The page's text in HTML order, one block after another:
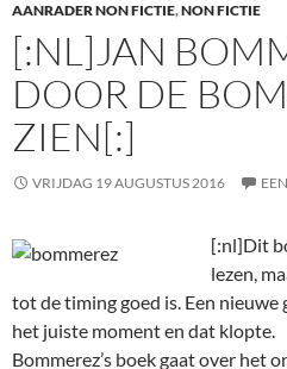
AANRADER NON FICTIE,NON FICTIE
[:NL]JAN
DOOR DE
ZIEN[:]
VRIJDAG 19 AUGUSTUS 2016
[:nl]Dit
lezen,
tot de timing goed is. Een nieuwe
het juiste moment en dat klopte.
Bommerez’s boek gaat over het